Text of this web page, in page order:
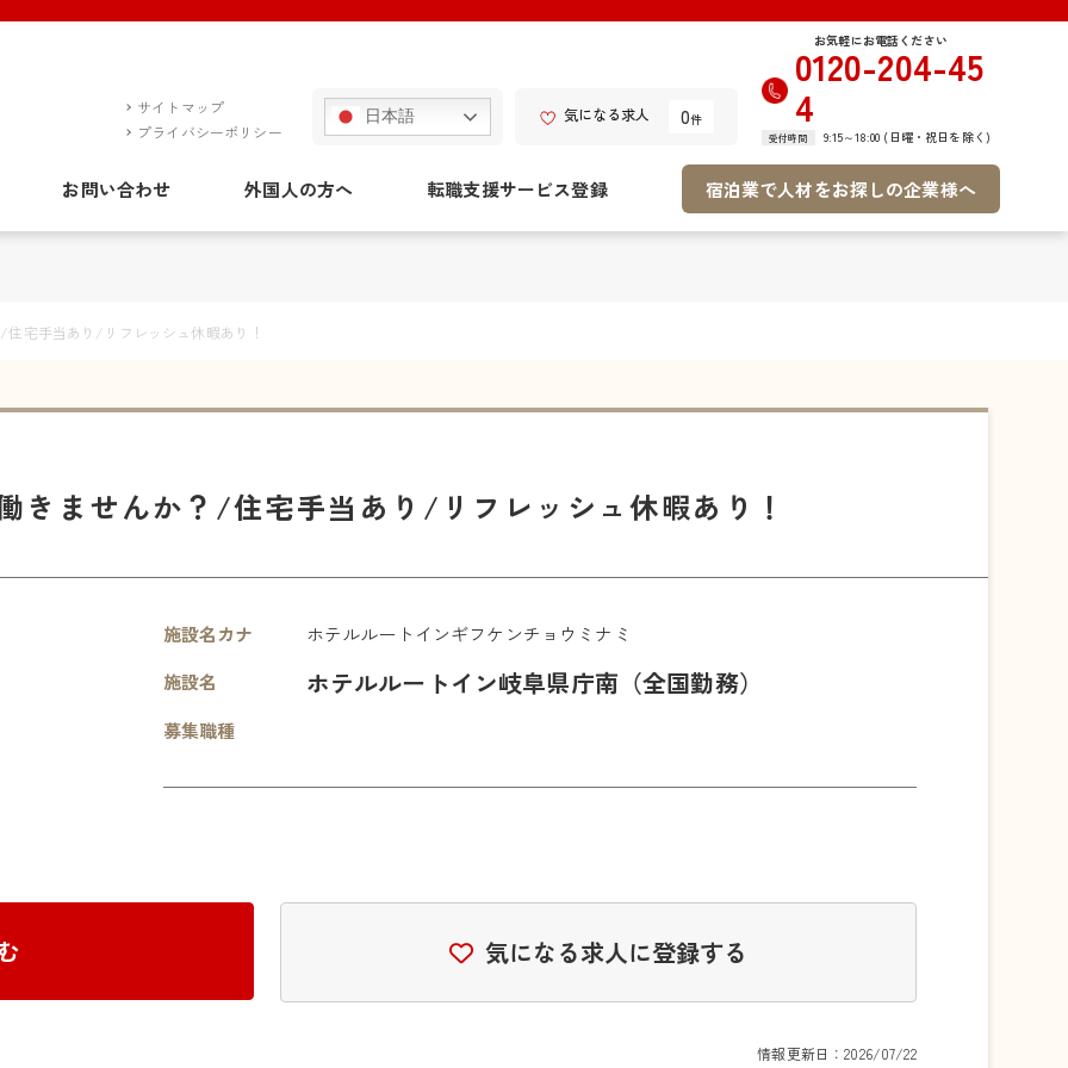
サイトマップ
プライバシーポリシー
日本語 気になる求人 0件
お気軽にお電話ください
0120-204-45
4
受付時間 9:15～18:00 (日曜・祝日を除く)
お問い合わせ 外国人の方へ 転職支援サービス登録 宿泊業で人材をお探しの企業様へ
宅手当あり/リフレッシュ休暇あり！
きませんか？/住宅手当あり/リフレッシュ休暇あり！
施設名カナ
ホテルルートインギフケンチョウミナミ
施設名
ホテルルートイン岐阜県庁南（全国勤務）
募集職種
気になる求人に登録する
情報更新日：2026/07/22